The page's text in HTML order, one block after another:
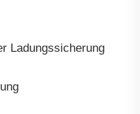
Ladungssicherung